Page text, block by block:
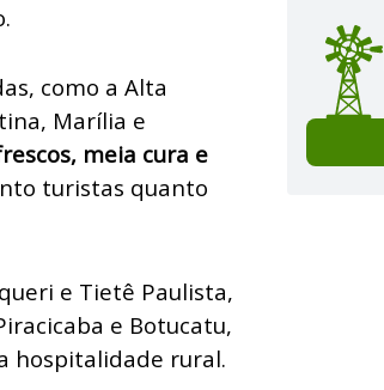
como a Alta
Marília e
meia cura e
turistas quanto
e Tietê Paulista,
e Botucatu,
hospitalidade rural.